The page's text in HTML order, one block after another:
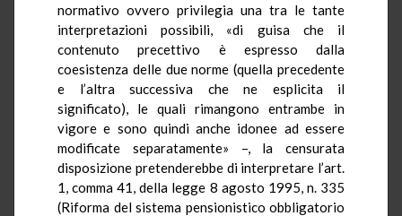
normativo ovvero privilegia una tra le tante
interpretazioni possibili, «di guisa che il
contenuto precettivo è espresso dalla
coesistenza delle due norme (quella precedente
e l’altra successiva che ne esplicita il
significato), le quali rimangono entrambe in
vigore e sono quindi anche idonee ad essere
modificate separatamente» –, la censurata
disposizione pretenderebbe di interpretare l’art.
1, comma 41, della legge 8 agosto 1995, n. 335
(Riforma del sistema pensionistico obbligatorio